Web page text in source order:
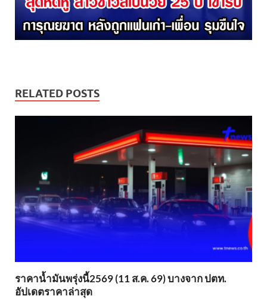
RELATED POSTS
ราคาน้ำมันพรุ่งนี้2569 (11 ส.ค. 69) บางจาก ปตท.
อัปเดตราคาล่าสุด